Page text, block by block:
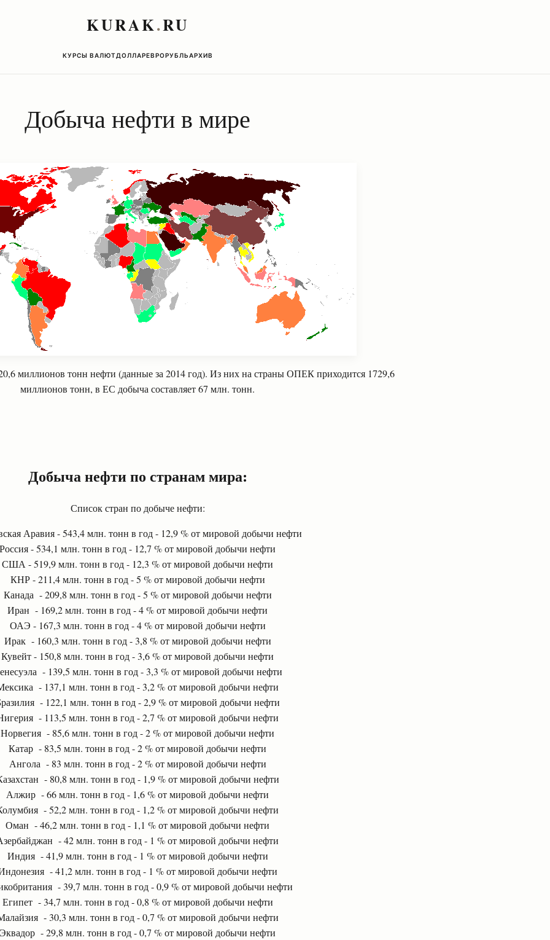
KURAK.RU
КУРСЫ ВАЛЮТДОЛЛАРЕВРОРУБЛЬАРХИВ
Добыча нефти в мире
миллионов тонн нефти (данные за 2014 год). Из них на страны ОПЕК приходится 1729,6
миллионов тонн, в ЕС добыча составляет 67 млн. тонн.
Добыча нефти по странам мира:
Список стран по добыче нефти:
Аравия - 543,4 млн. тонн в год - 12,9 % от мировой добычи нефти
Россия - 534,1 млн. тонн в год - 12,7 % от мировой добычи нефти
США - 519,9 млн. тонн в год - 12,3 % от мировой добычи нефти
КНР - 211,4 млн. тонн в год - 5 % от мировой добычи нефти
Канада - 209,8 млн. тонн в год - 5 % от мировой добычи нефти
Иран - 169,2 млн. тонн в год - 4 % от мировой добычи нефти
ОАЭ - 167,3 млн. тонн в год - 4 % от мировой добычи нефти
Ирак - 160,3 млн. тонн в год - 3,8 % от мировой добычи нефти
Кувейт - 150,8 млн. тонн в год - 3,6 % от мировой добычи нефти
- 139,5 млн. тонн в год - 3,3 % от мировой добычи нефти
- 137,1 млн. тонн в год - 3,2 % от мировой добычи нефти
- 122,1 млн. тонн в год - 2,9 % от мировой добычи нефти
- 113,5 млн. тонн в год - 2,7 % от мировой добычи нефти
Норвегия - 85,6 млн. тонн в год - 2 % от мировой добычи нефти
Катар - 83,5 млн. тонн в год - 2 % от мировой добычи нефти
Ангола - 83 млн. тонн в год - 2 % от мировой добычи нефти
- 80,8 млн. тонн в год - 1,9 % от мировой добычи нефти
Алжир - 66 млн. тонн в год - 1,6 % от мировой добычи нефти
- 52,2 млн. тонн в год - 1,2 % от мировой добычи нефти
Оман - 46,2 млн. тонн в год - 1,1 % от мировой добычи нефти
- 42 млн. тонн в год - 1 % от мировой добычи нефти
Индия - 41,9 млн. тонн в год - 1 % от мировой добычи нефти
- 41,2 млн. тонн в год - 1 % от мировой добычи нефти
- 39,7 млн. тонн в год - 0,9 % от мировой добычи нефти
Египет - 34,7 млн. тонн в год - 0,8 % от мировой добычи нефти
- 30,3 млн. тонн в год - 0,7 % от мировой добычи нефти
Эквадор - 29,8 млн. тонн в год - 0,7 % от мировой добычи нефти